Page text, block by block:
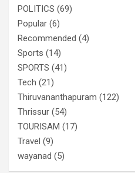
POLITICS (69)
Popular (6)
Recommended (4)
Sports (14)
SPORTS (41)
Tech (21)
Thiruvananthapuram (122)
Thrissur (54)
TOURISAM (17)
Travel (9)
wayanad (5)